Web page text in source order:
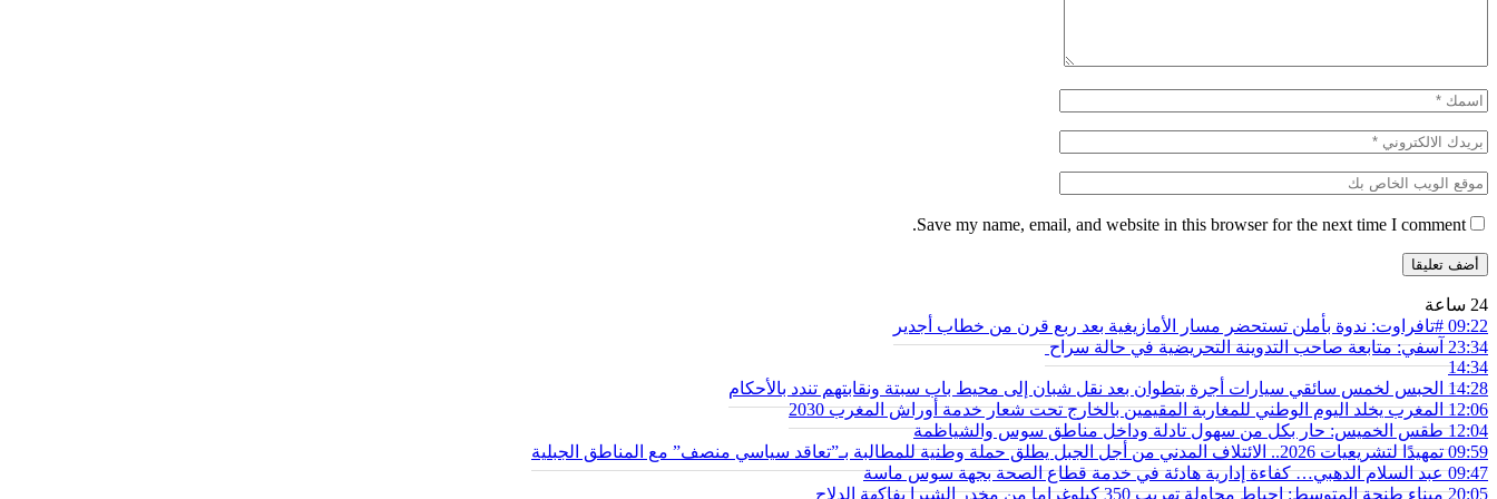
Save my name, email, and website in this browser for the next time I comment.
24 ساعة
09:22 #تافراوت: ندوة بأملن تستحضر مسار الأمازيغية بعد ربع قرن من خطاب أجدير
23:34 آسفي: متابعة صاحب التدوينة التحريضية في حالة سراح
14:34
14:28 الحبس لخمس سائقي سيارات أجرة بتطوان بعد نقل شبان إلى محيط باب سبتة ونقابتهم تندد بالأحكام
12:06 المغرب يخلد اليوم الوطني للمغاربة المقيمين بالخارج تحت شعار خدمة أوراش المغرب 2030
12:04 طقس الخميس: ﺣﺎﺭ بكل من سهول تادلة وداخل مناطق سوس والشياظمة
09:59 تمهيدًا لتشريعيات 2026.. الائتلاف المدني من أجل الجبل يطلق حملة وطنية للمطالبة بـ”تعاقد سياسي منصف” مع المناطق الجبلية
09:47 عبد السلام الدهبي… كفاءة إدارية هادئة في خدمة قطاع الصحة بجهة سوس ماسة
20:05 ميناء طنجة المتوسط: إحباط محاولة تهريب 350 كيلوغراما من مخدر الشيرا بفاكهة الدلاح